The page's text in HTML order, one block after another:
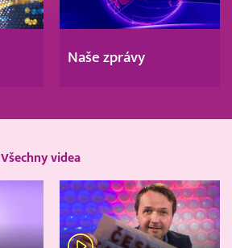
Naše zprávy
Všechny videa